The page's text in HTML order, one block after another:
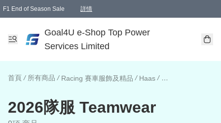
F1 End of Season Sale 詳情
Goal4U e-Shop Top Power
Services Limited
首頁 / 所有商品 / Racing 賽車服飾及精品 / Haas / 2026隊服
2026隊服 Teamwear